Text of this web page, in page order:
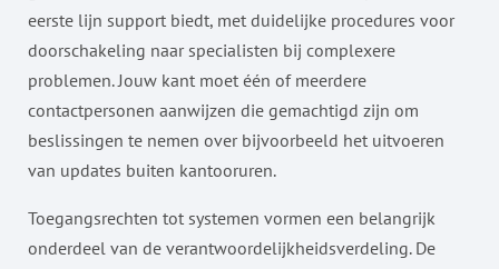
eerste lijn support biedt, met duidelijke procedures voor
doorschakeling naar specialisten bij complexere
problemen. Jouw kant moet één of meerdere
contactpersonen aanwijzen die gemachtigd zijn om
beslissingen te nemen over bijvoorbeeld het uitvoeren
van updates buiten kantooruren.
Toegangsrechten tot systemen vormen een belangrijk
onderdeel van de verantwoordelijkheidsverdeling. De